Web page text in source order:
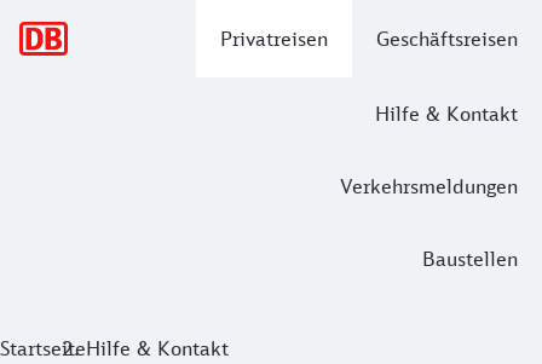
Privatreisen Geschäftsreisen
Hilfe & Kontakt
Verkehrsmeldungen
Baustellen
StartseiteHilfe & Kontakt